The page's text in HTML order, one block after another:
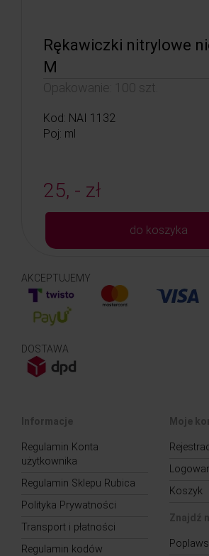
Rękawiczki nitrylowe
M
Opakowanie: 100 szt.
Kod: NAI 1132
Poj: ml
25, - zł
do koszyka
AKCEPTUJEMY
DOSTAWA
Informacje
Regulamin Konta
użytkownika
Regulamin Sklepu Rubica
Polityka Prywatności
Transport i płatności
Regulamin kodów
Moje
Koszyk
Znajdź